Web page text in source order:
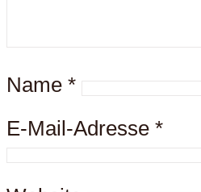
Name *
E-Mail-Adresse *